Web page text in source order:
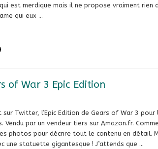
est merdique mais il ne propose vraiment rien
qui eux …
of War 3 Epic Edition
Twitter, l’Epic Edition de Gears of War 3 pour
par un vendeur tiers sur Amazon.fr.
photos pour décrire tout le contenu en détail.
une statuette gigantesque ! J’attends que …